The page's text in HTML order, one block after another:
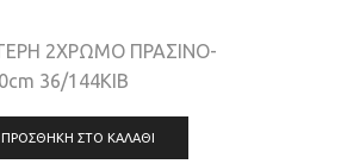
2ΧΡΩΜΟ ΠΡΑΣΙΝΟ-
36/144ΚΙΒ
ΠΡΟΣΘΉΚΗ ΣΤΟ ΚΑΛΆΘΙ